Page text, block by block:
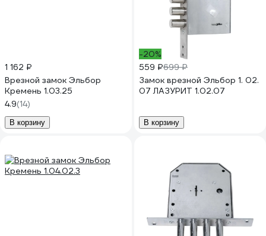
1 162 ₽
Врезной замок Эльбор
Кремень 1.03.25
4.9(14)
В корзину
-20%
559 ₽699 ₽
Замок врезной Эльбор 1. 02.
07 ЛАЗУРИТ 1.02.07
В корзину